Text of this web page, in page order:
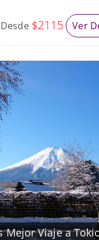
$2115 Ver
Mejor Viaje a